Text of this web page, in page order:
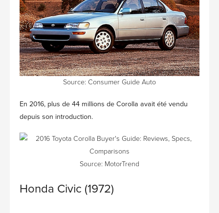
Source: Consumer Guide Auto
En 2016, plus de 44 millions de Corolla avait été vendu
depuis son introduction.
Source: MotorTrend
Honda Civic (1972)